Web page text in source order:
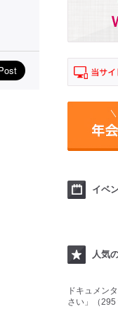
イベ
人気
ドキュメン
さい」（295